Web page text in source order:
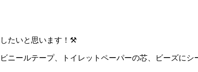
たいと思います！⚒️
ニールテープ、トイレットペーパーの芯、ビーズにシ